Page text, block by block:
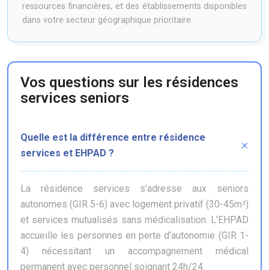
ressources financières, et des établissements disponibles
dans votre secteur géographique prioritaire.
Vos questions sur les résidences
services seniors
Quelle est la différence entre résidence
services et EHPAD ?
La résidence services s’adresse aux seniors
autonomes (GIR 5-6) avec logement privatif (30-45m²)
et services mutualisés sans médicalisation. L’EHPAD
accueille les personnes en perte d’autonomie (GIR 1-
4) nécessitant un accompagnement médical
permanent avec personnel soignant 24h/24.